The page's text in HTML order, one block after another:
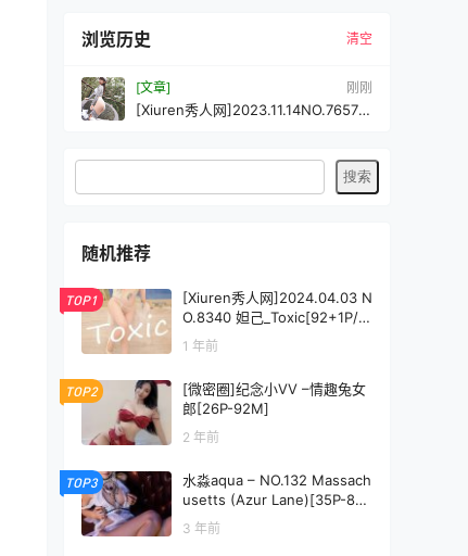
浏览历史 清空
[文章] 刚刚
[Xiuren秀人网]2023.11.14NO.7657波
随机推荐
TOP1
[Xiuren秀人网]2024.04.03 N
O.8340 妲己_Toxic[92+1P/8
34MB]
1 年前
TOP2
[微密圈]纪念小VV –情趣兔女
郎[26P-92M]
2 年前
TOP3
水淼aqua – NO.132 Massach
usetts (Azur Lane)[35P-81
MB]
3 年前